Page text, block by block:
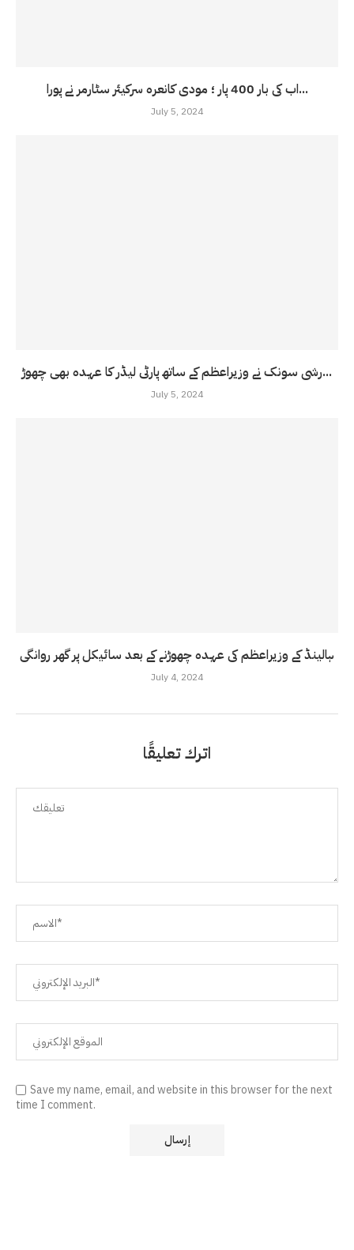
اب کی بار 400 پار ؛ مودی کانعرہ سرکیئر سٹارمر نے پورا...
July 5, 2024
رشی سونک نے وزیراعظم کے ساتھ پارٹی لیڈر کا عہدہ بھی چھوڑ...
July 5, 2024
ہالینڈ کے وزیراعظم کی عہدہ چھوڑنے کے بعد سائیکل پر گھر روانگی
July 4, 2024
اترك تعليقًا
Save my name, email, and website in this browser for the next
time I comment.